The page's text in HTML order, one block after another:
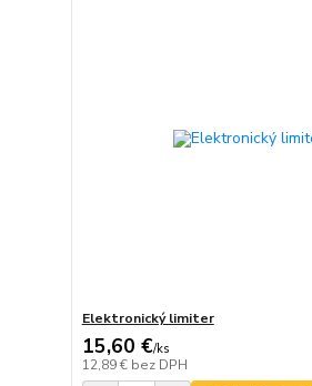
Elektronický limiter
15,60 €/ks
12,89 € bez DPH